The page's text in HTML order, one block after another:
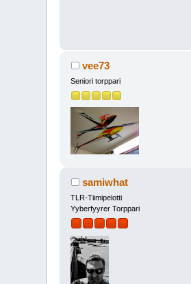
vee73
Seniori torppari
samiwhat
TLR-Tiimipelotti
Yyberfyyrer Torppari